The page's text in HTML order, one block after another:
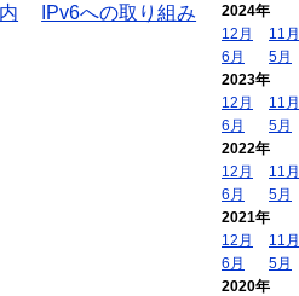
IPv6への取り組み
2024年
12月
11月
6月
5月
2023年
12月
11月
6月
5月
2022年
12月
11月
6月
5月
2021年
12月
11月
6月
5月
2020年